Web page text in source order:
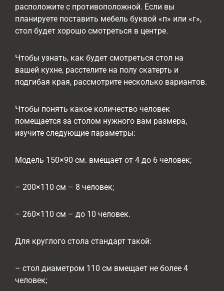
расположите с противоположной. Если вы
планируете поставить мебель буквой «п» или «г»,
стол будет хорошо смотреться в центре.
Чтобы узнать, как будет смотреться стол на
вашей кухне, расстелите на полу скатерть и
подгибая края, рассмотрите несколько вариантов.
Чтобы понять какое количество человек
помещается за столом нужного вам размера,
изучите следующие параметры:
Модель 150×90 см. вмещает от 4 до 6 человек;
– 200×110 см – 8 человек;
– 260×110 см – до 10 человек.
Для круглого стола стандарт такой:
– стол диаметром 110 см вмещает не более 4
человек;